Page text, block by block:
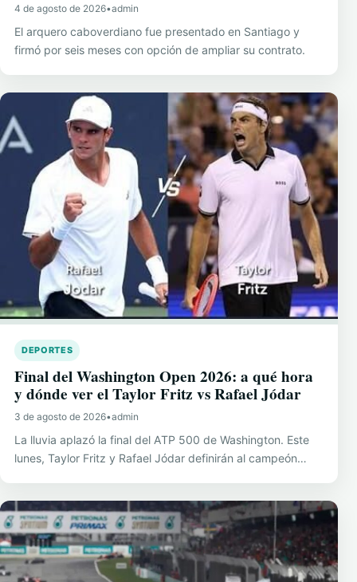
4 de agosto de 2026•admin
El arquero caboverdiano fue presentado en Santiago y
firmó por seis meses con opción de ampliar su contrato.
DEPORTES
Final del Washington Open 2026: a qué hora
y dónde ver el Taylor Fritz vs Rafael Jódar
3 de agosto de 2026•admin
La lluvia aplazó la final del ATP 500 de Washington. Este
lunes, Taylor Fritz y Rafael Jódar definirán al campeón…